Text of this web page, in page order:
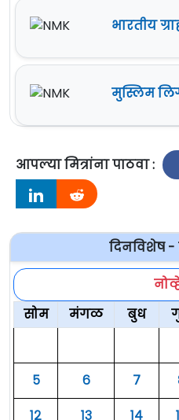
भारतीय
मुस्लिम
आपल्या मित्रांना पाठवा :
दिनविशेष -
सोम
मंगळ बुध
५
६ ७
१२
१३ १४